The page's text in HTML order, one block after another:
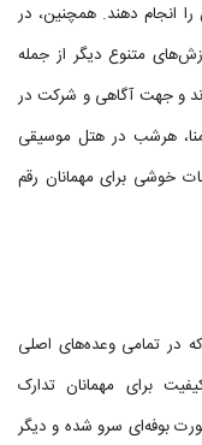
را انجام دهند. همچنین، در
متنوع دیگر از جمله
و جهت آگاهی و شرکت در
هرشب در هتل موسیقی
خوشی برای مهمانان رقم
در تمامی وعده‌های اصلی
برای مهمانان تدارک
بوفه‌ای سرو شده و دیگر